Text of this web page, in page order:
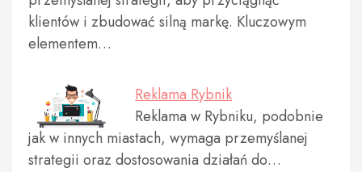
klientów i zbudować silną markę. Kluczowym
elementem…
Reklama Rybnik
Reklama w Rybniku, podobnie
jak w innych miastach, wymaga przemyślanej
strategii oraz dostosowania działań do…